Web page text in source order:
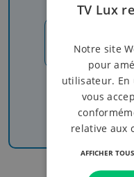
JE
Recevez nos
de l'info, du
TV Lux
Notre site
pour
utilisateur. En
vous
relative aux
AFFICHER